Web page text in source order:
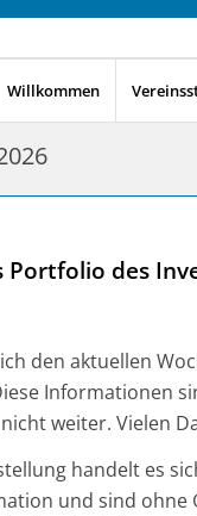
Willkommen
Portfolio des
den aktuellen
Informationen
weiter. Vielen
handelt es
und sind ohne